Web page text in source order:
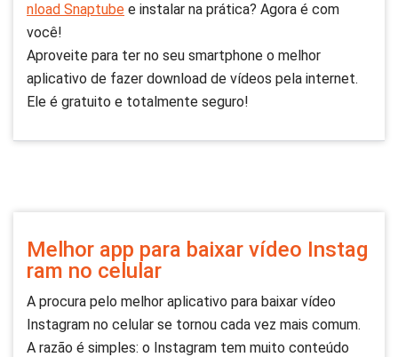
nload Snaptube e instalar na prática? Agora é com
você!
Aproveite para ter no seu smartphone o melhor
aplicativo de fazer download de vídeos pela internet.
Ele é gratuito e totalmente seguro!
Melhor app para baixar vídeo Instag
ram no celular
A procura pelo melhor aplicativo para baixar vídeo
Instagram no celular se tornou cada vez mais comum.
A razão é simples: o Instagram tem muito conteúdo